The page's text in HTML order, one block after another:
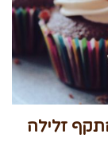
זלילה